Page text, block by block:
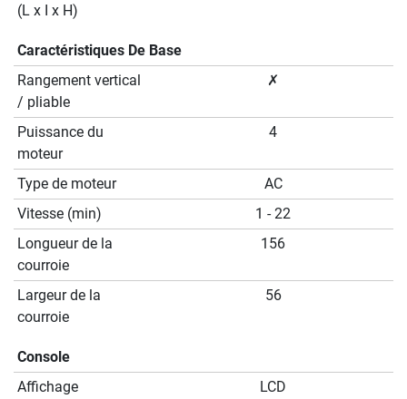
(L x I x H)
Caractéristiques De Base
Rangement vertical
/ pliable
✗
Puissance du
moteur
4
Type de moteur
AC
Vitesse (min)
1 - 22
Longueur de la
courroie
156
Largeur de la
courroie
56
Console
Affichage
LCD